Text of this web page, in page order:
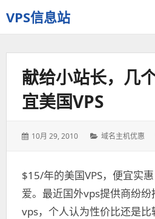
VPS信息站
一
个
献给小站长，几
宜美国VPS
发
10月 29, 2010
分
域名主机优惠
$15/年的美国VPS，便宜实
爱。最近国外vps提供商纷
vps，个人认为性价比还是